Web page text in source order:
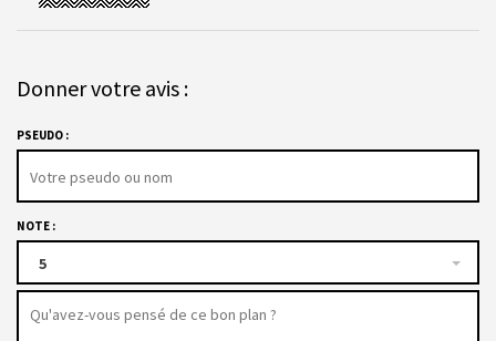
Donner votre avis :
PSEUDO :
NOTE :
5